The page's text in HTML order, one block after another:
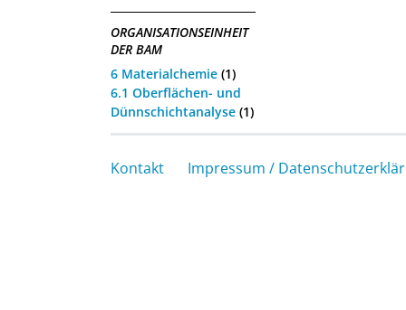
ORGANISATIONSEINHEIT
DER BAM
6 Materialchemie (1)
6.1 Oberflächen- und
Dünnschichtanalyse (1)
Kontakt Impressum /